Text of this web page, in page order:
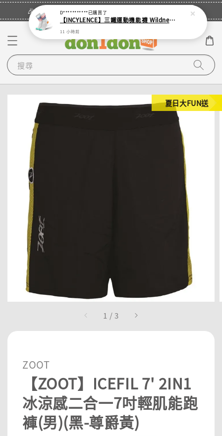
🎉登入會員・領取您的專屬折扣券！
搜尋
1 /3
夏日大FUN送
ZOOT
【ZOOT】ICEFIL 7' 2IN1
冰涼感二合一7吋輕肌能跑
褲(男)(黑-尊爵黃)
D***********已購買了
【INCYLENCE】三鐵運動機能襪 Wildness Inferno
11 小時前